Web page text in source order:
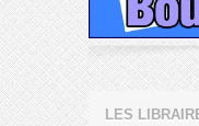
LES